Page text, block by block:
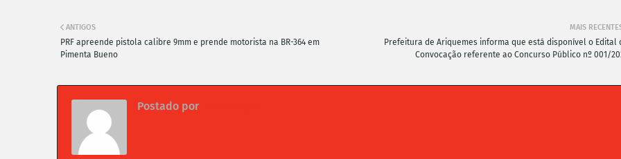
MAIS
Prefeitura de Ariquemes informa que está disponível o Edital
Convocação referente ao Concurso Público nº 001/
ANTIGOS
PRF apreende pistola calibre 9mm e prende motorista na BR-364 em
Pimenta Bueno
Postado por